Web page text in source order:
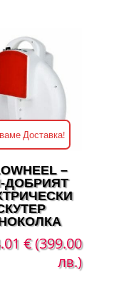
Доставка!
–
ДОБРИЯТ
€(399.00
лв.)